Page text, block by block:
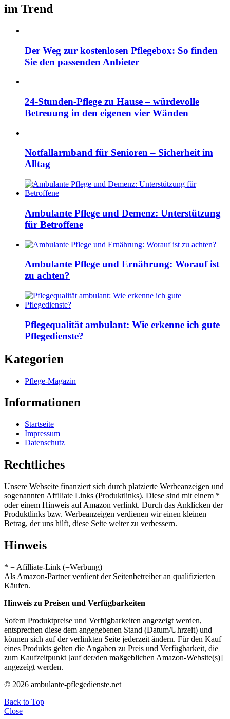
im Trend
Der Weg zur kostenlosen Pflegebox: So finden
Sie den passenden Anbieter
24-Stunden-Pflege zu Hause – würdevolle
Betreuung in den eigenen vier Wänden
Notfallarmband für Senioren – Sicherheit im
Alltag
Ambulante Pflege und Demenz: Unterstützung
für Betroffene
Ambulante Pflege und Ernährung: Worauf ist
zu achten?
Pflegequalität ambulant: Wie erkenne ich gute
Pflegedienste?
Kategorien
Pflege-Magazin
Informationen
Startseite
Impressum
Datenschutz
Rechtliches
Unsere Webseite finanziert sich durch platzierte Werbeanzeigen und
sogenannten Affiliate Links (Produktlinks). Diese sind mit einem *
oder einem Hinweis auf Amazon verlinkt. Durch das Anklicken der
Produktlinks bzw. Werbeanzeigen verdienen wir einen kleinen
Betrag, der uns hilft, diese Seite weiter zu verbessern.
Hinweis
* = Afilliate-Link (=Werbung)
Als Amazon-Partner verdient der Seitenbetreiber an qualifizierten
Käufen.
Hinweis zu Preisen und Verfügbarkeiten
Sofern Produktpreise und Verfügbarkeiten angezeigt werden,
entsprechen diese dem angegebenen Stand (Datum/Uhrzeit) und
können sich auf der verlinkten Seite jederzeit ändern. Für den Kauf
eines Produkts gelten die Angaben zu Preis und Verfügbarkeit, die
zum Kaufzeitpunkt [auf der/den maßgeblichen Amazon-Website(s)]
angezeigt werden.
© 2026 ambulante-pflegedienste.net
Back to Top
Close